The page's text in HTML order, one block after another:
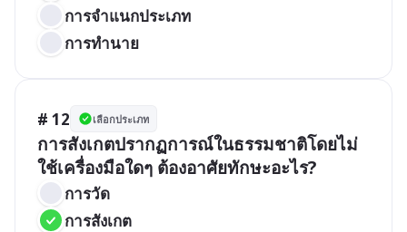
การจำแนกประเภท
การทำนาย
# 12 เลือกประเภท
การสังเกตปรากฏการณ์ในธรรมชาติโดยไม่
ใช้เครื่องมือใดๆ ต้องอาศัยทักษะอะไร?
การวัด
การสังเกต